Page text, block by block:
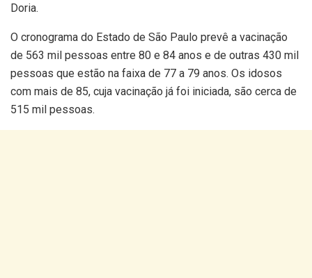
Doria.
O cronograma do Estado de São Paulo prevê a vacinação
de 563 mil pessoas entre 80 e 84 anos e de outras 430 mil
pessoas que estão na faixa de 77 a 79 anos. Os idosos
com mais de 85, cuja vacinação já foi iniciada, são cerca de
515 mil pessoas.